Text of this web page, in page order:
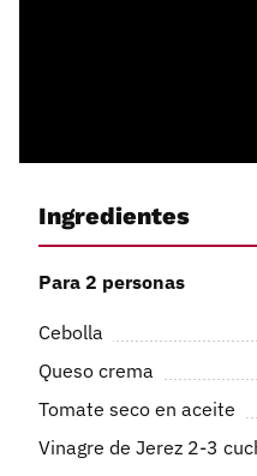
Ingredientes
Para 2 personas
Cebolla
Queso crema
Tomate seco en aceite
Vinagre de Jerez 2-3